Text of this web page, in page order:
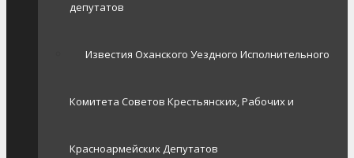
депутатов
Известия Оханского Уездного Исполнительного
Комитета Советов Крестьянских, Рабочих и
Красноармейских Депутатов